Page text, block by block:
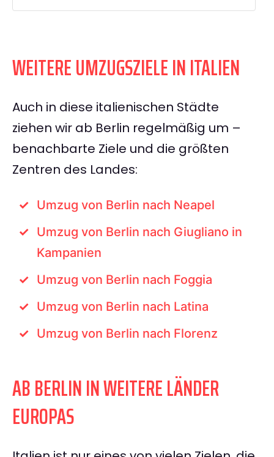
WEITERE UMZUGSZIELE IN ITALIEN
Auch in diese italienischen Städte
ziehen wir ab Berlin regelmäßig um –
benachbarte Ziele und die größten
Zentren des Landes:
Umzug von Berlin nach Neapel
Umzug von Berlin nach Giugliano in
Kampanien
Umzug von Berlin nach Foggia
Umzug von Berlin nach Latina
Umzug von Berlin nach Florenz
AB BERLIN IN WEITERE LÄNDER
EUROPAS